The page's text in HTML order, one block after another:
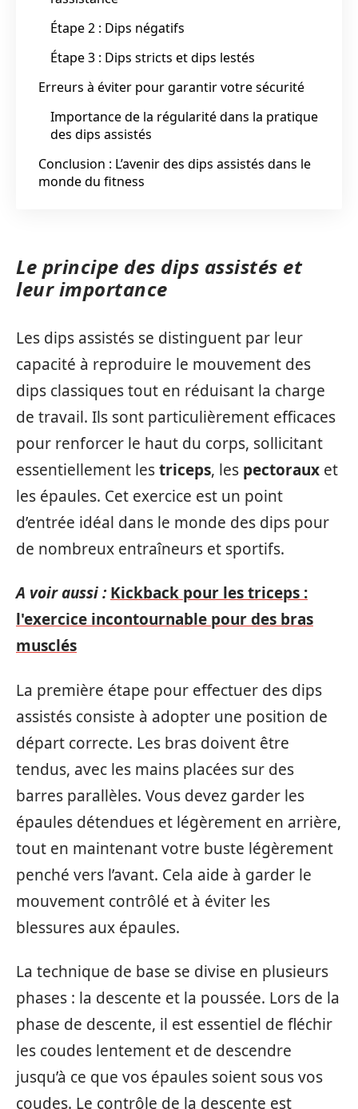
Étape 2 : Dips négatifs
Étape 3 : Dips stricts et dips lestés
Erreurs à éviter pour garantir votre sécurité
Importance de la régularité dans la pratique
des dips assistés
Conclusion : L’avenir des dips assistés dans le
monde du fitness
Le principe des dips assistés et
leur importance
Les dips assistés se distinguent par leur
capacité à reproduire le mouvement des
dips classiques tout en réduisant la charge
de travail. Ils sont particulièrement efficaces
pour renforcer le haut du corps, sollicitant
essentiellement lestriceps, les pectoraux et
les épaules. Cet exercice est un point
d’entrée idéal dans le monde des dips pour
de nombreux entraîneurs et sportifs.
A voir aussi : Kickback pour les triceps :
l'exercice incontournable pour des bras
musclés
La première étape pour effectuer des dips
assistés consiste à adopter une position de
départ correcte. Les bras doivent être
tendus, avec les mains placées sur des
barres parallèles. Vous devez garder les
épaules détendues et légèrement en arrière,
tout en maintenant votre buste légèrement
penché vers l’avant. Cela aide à garder le
mouvement contrôlé et à éviter les
blessures aux épaules.
La technique de base se divise en plusieurs
phases : la descente et la poussée. Lors de la
phase de descente, il est essentiel de fléchir
les coudes lentement et de descendre
jusqu’à ce que vos épaules soient sous vos
coudes. Le contrôle de la descente est